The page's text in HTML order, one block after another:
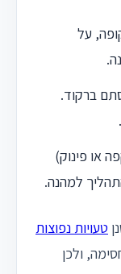
על
ברקוד.
או פינוק)
למהנה.
טעויות נפוצות
ולכן